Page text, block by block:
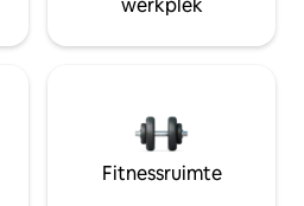
Fitnessruimte